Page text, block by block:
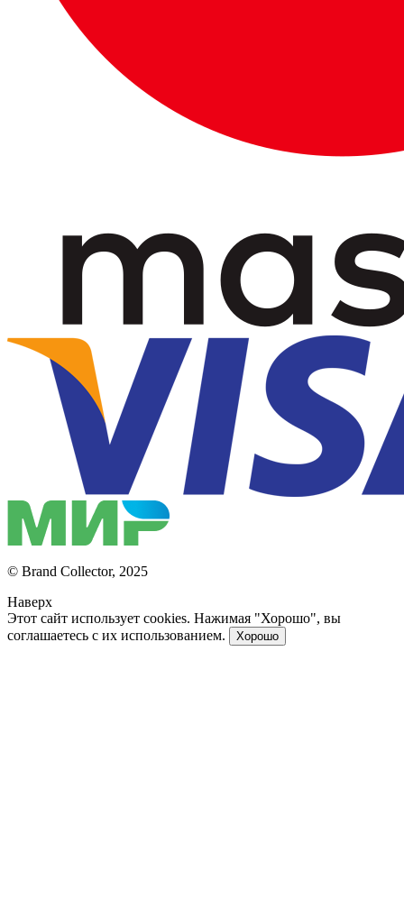
© Brand Collector, 2025
Наверх
Этот сайт использует cookies. Нажимая "Хорошо", вы
соглашаетесь с их использованием.
Хорошо